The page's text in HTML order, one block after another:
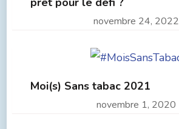
novembre 24, 2022
Moi(s) Sans tabac 2021
novembre 1, 2020